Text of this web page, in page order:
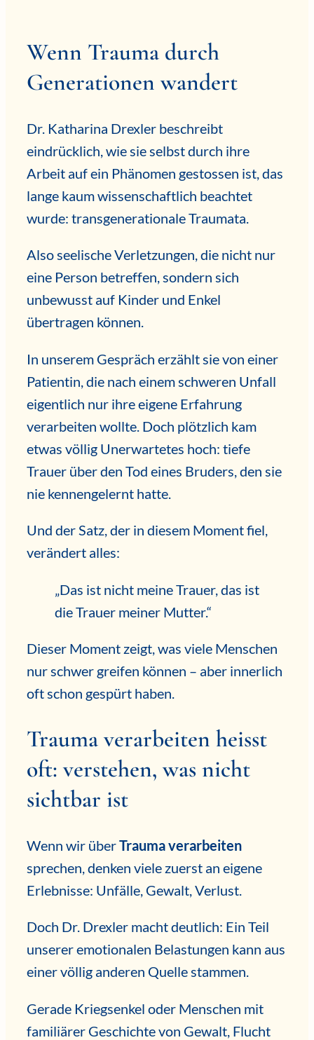
Wenn Trauma durch
Generationen wandert
Dr. Katharina Drexler beschreibt
eindrücklich, wie sie selbst durch ihre
Arbeit auf ein Phänomen gestossen ist, das
lange kaum wissenschaftlich beachtet
wurde: transgenerationale Traumata.
Also seelische Verletzungen, die nicht nur
eine Person betreffen, sondern sich
unbewusst auf Kinder und Enkel
übertragen können.
In unserem Gespräch erzählt sie von einer
Patientin, die nach einem schweren Unfall
eigentlich nur ihre eigene Erfahrung
verarbeiten wollte. Doch plötzlich kam
etwas völlig Unerwartetes hoch: tiefe
Trauer über den Tod eines Bruders, den sie
nie kennengelernt hatte.
Und der Satz, der in diesem Moment fiel,
verändert alles:
„Das ist nicht meine Trauer, das ist
die Trauer meiner Mutter.“
Dieser Moment zeigt, was viele Menschen
nur schwer greifen können – aber innerlich
oft schon gespürt haben.
Trauma verarbeiten heisst
oft: verstehen, was nicht
sichtbar ist
Wenn wir überTrauma verarbeiten
sprechen, denken viele zuerst an eigene
Erlebnisse: Unfälle, Gewalt, Verlust.
Doch Dr. Drexler macht deutlich: Ein Teil
unserer emotionalen Belastungen kann aus
einer völlig anderen Quelle stammen.
Gerade Kriegsenkel oder Menschen mit
familiärer Geschichte von Gewalt, Flucht